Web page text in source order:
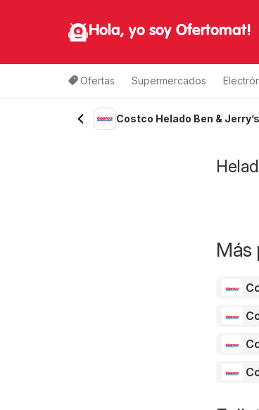
Hola, yo soy Ofertomat!
Ofertas Supermercados
Costco Helado Ben & Jerry’s
Más